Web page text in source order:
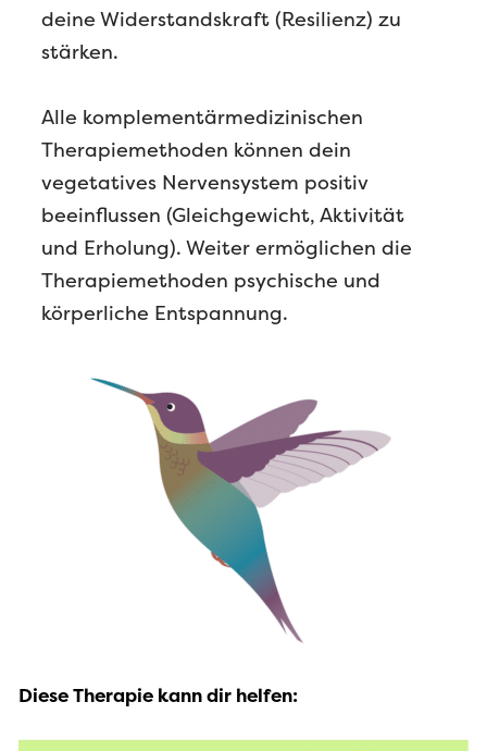
deine Widerstandskraft (Resilienz) zu
stärken.
Alle komplementärmedizinischen
Therapiemethoden können dein
vegetatives Nervensystem positiv
beeinflussen (Gleichgewicht, Aktivität
und Erholung). Weiter ermöglichen die
Therapiemethoden psychische und
körperliche Entspannung.
Diese Therapie kann dir helfen: